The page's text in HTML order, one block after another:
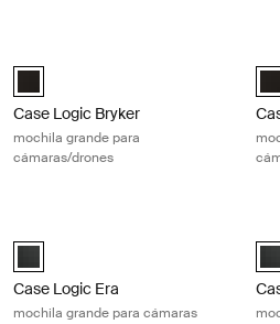
Case Logic Bryker Large Camera
Case Logic Bryker
mochila grande para
cámaras/drones
Case Logic Era Large Camera
Case Logic Era
mochila grande para cámaras